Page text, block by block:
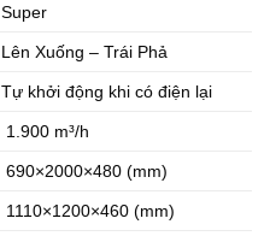
Super
Lên Xuống – Trái Phả
Tự khởi động khi có điện lại
1.900 m³/h
690×2000×480 (mm)
1110×1200×460 (mm)